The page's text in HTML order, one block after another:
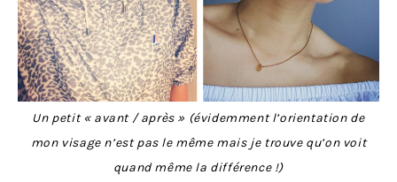
Un petit « avant / après » (évidemment l’orientation de
mon visage n’est pas le même mais je trouve qu’on voit
quand même la différence !)